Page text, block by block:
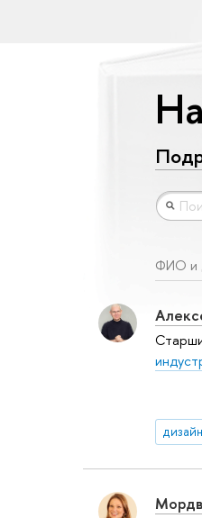
ФИО и
дизайн